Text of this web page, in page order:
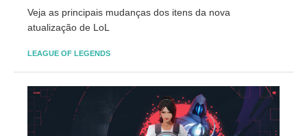
Veja as principais mudanças dos itens da nova
atualização de LoL
LEAGUE OF LEGENDS